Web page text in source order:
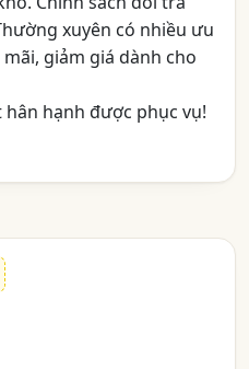
xuyên có nhiều ưu
giảm giá dành cho
hân hạnh được phục vụ!